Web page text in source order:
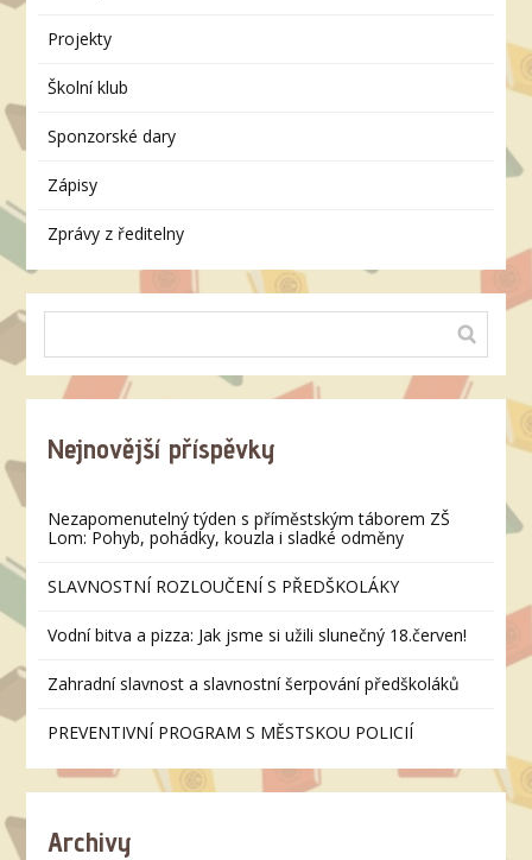
Projekty
Školní klub
Sponzorské dary
Zápisy
Zprávy z ředitelny
Nejnovější příspěvky
Nezapomenutelný týden s příměstským táborem ZŠ
Lom: Pohyb, pohádky, kouzla i sladké odměny
SLAVNOSTNÍ ROZLOUČENÍ S PŘEDŠKOLÁKY
Vodní bitva a pizza: Jak jsme si užili slunečný 18.červen!
Zahradní slavnost a slavnostní šerpování předškoláků
PREVENTIVNÍ PROGRAM S MĚSTSKOU POLICIÍ
Archivy